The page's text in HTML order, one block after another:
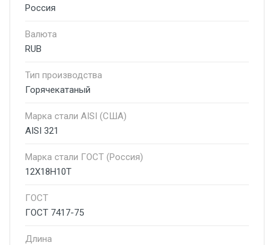
Россия
Валюта
RUB
Тип производства
Горячекатаный
Марка стали AISI (США)
AISI 321
Марка стали ГОСТ (Россия)
12Х18Н10Т
ГОСТ
ГОСТ 7417-75
Длина